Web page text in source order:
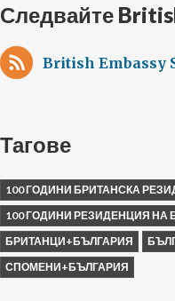
Следвайте
British Embassy
Тагове
100 ГОДИНИ БРИТАНСКА
100 ГОДИНИ РЕЗИДЕНЦИЯ
БРИТАНЦИ+БЪЛГАРИЯ
СПОМЕНИ+БЪЛГАРИЯ